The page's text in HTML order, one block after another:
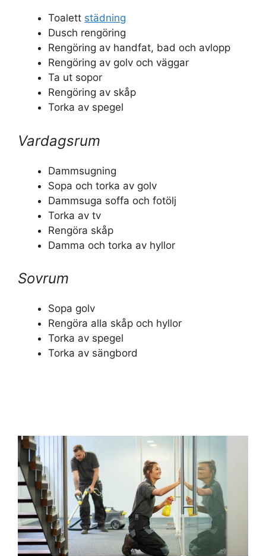
Toalett städning
Dusch rengöring
Rengöring av handfat, bad och avlopp
Rengöring av golv och väggar
Ta ut sopor
Rengöring av skåp
Torka av spegel
Vardagsrum
Dammsugning
Sopa och torka av golv
Dammsuga soffa och fotölj
Torka av tv
Rengöra skåp
Damma och torka av hyllor
Sovrum
Sopa golv
Rengöra alla skåp och hyllor
Torka av spegel
Torka av sängbord